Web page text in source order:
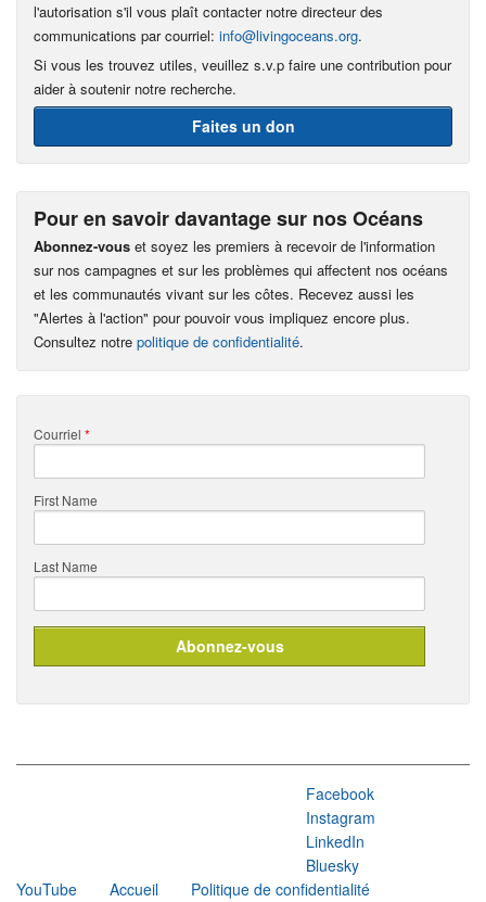
l'autorisation s'il vous plaît contacter notre directeur des
communications par courriel: info@livingoceans.org.
Si vous les trouvez utiles, veuillez s.v.p faire une contribution pour
aider à soutenir notre recherche.
Faites un don
Pour en savoir davantage sur nos Océans
Abonnez-vous et soyez les premiers à recevoir de l'information
sur nos campagnes et sur les problèmes qui affectent nos océans
et les communautés vivant sur les côtes. Recevez aussi les
"Alertes à l'action" pour pouvoir vous impliquez encore plus.
Consultez notre politique de confidentialité.
Courriel *
First Name
Last Name
Facebook
Instagram
LinkedIn
Bluesky
YouTube
Accueil Politique de confidentialité